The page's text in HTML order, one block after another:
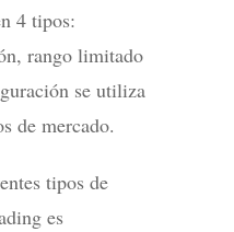
4 tipos:
rango limitado
se utiliza
de mercado.
tipos de
es